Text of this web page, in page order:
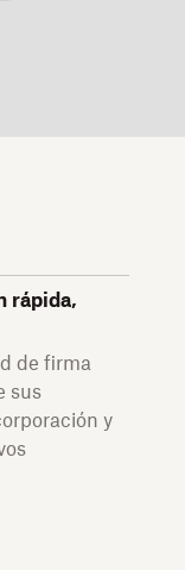
rápida,
de firma
sus
y